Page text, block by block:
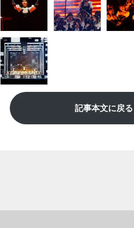
記事本文に戻る